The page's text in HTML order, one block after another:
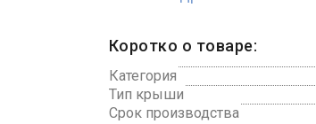
Коротко о товаре:
Категория
Тип крыши
Срок производства